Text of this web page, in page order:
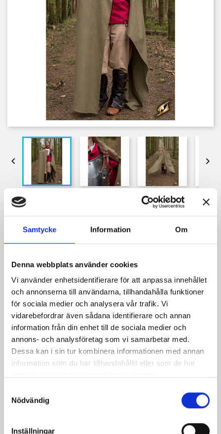
Samtycke Information Om
Denna webbplats använder cookies
Vi använder enhetsidentifierare för att anpassa innehållet
och annonserna till användarna, tillhandahålla funktioner
för sociala medier och analysera vår trafik. Vi
vidarebefordrar även sådana identifierare och annan
information från din enhet till de sociala medier och
annons- och analysföretag som vi samarbetar med.
Dessa kan i sin tur kombinera informationen med annan
information som du har tillhandahållit eller som de har
Nödvändig
Inställningar
 
CAPE REGULUS
839,00 kr
Inkl. moms
Mantel i bomull
Färg
Grön
Kvantitet
 LÄGG TILL I VARUKORGEN
Beställningsvara ca 1-2 veckor
Dela
Säkra betalningar